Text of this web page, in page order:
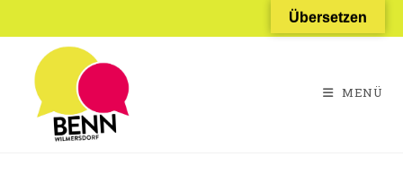
Inhalt
springen
MENÜ
Übersetzen